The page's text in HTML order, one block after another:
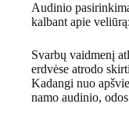
Audinio
kalbant apie
Svarbų vaidmenį
erdvėse atrodo
Kadangi nuo
namo audinio,